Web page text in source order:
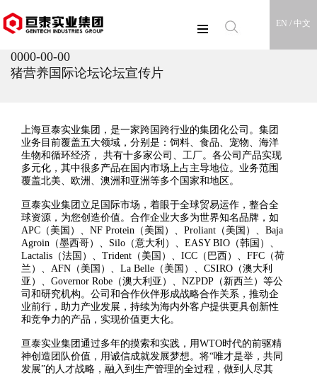
EN / 中文
0000-00-00
猪营养国际论坛论坛宣传片
上海亘泰实业集团，是一家跨国跨行业的集团化公司。集团
业务目前覆盖五大领域，分别是：饲料、食品、宠物、海洋
生物和循环经济， 共有十多家公司、工厂。各公司产品实现
多元化，其中很多产品在国内市场上占主导地位。业务范围
覆盖北美、欧洲、澳洲和亚洲等多个国家和地区。
亘泰实业集团立足国际市场，着眼于全球贸易运作，整合全
球资源，为您创造价值。合作企业大多为世界知名品牌，如
APC（美国）、NF Protein（美国）、Proliant（美国）、Baja
Agroin（墨西哥）、Silo（意大利）、EASY BIO（韩国）、
Lactalis（法国）、Trident（美国）、ICC（巴西）、FFC（荷
兰）、AFN（美国）、La Belle（美国）、CSIRO（澳大利
亚）、Governor Robe（澳大利亚）、NZPDP（新西兰）等公
司和研究机构。公司和合作伙伴形成战略合作关系，推动企
业前行，助力产业发展，持续为海内外客户提供更具创新性
和竞争力的产品，实现价值更大化。
亘泰实业集团通过多年的摸索和实践，用WTO时代的前驱精
神创造团队价值，用诚信成就发展梦想。将“唯才是举，共同
发展”的人才战略，融入到生产管理的全过程，做到人尽其